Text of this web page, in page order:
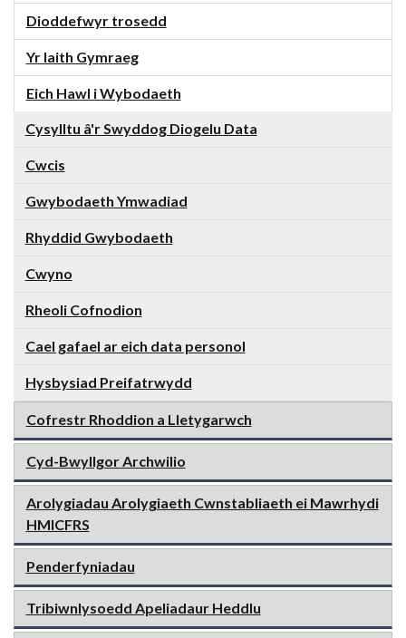
Dioddefwyr trosedd
Yr Iaith Gymraeg
Eich Hawl i Wybodaeth
Cysylltu â'r Swyddog Diogelu Data
Cwcis
Gwybodaeth Ymwadiad
Rhyddid Gwybodaeth
Cwyno
Rheoli Cofnodion
Cael gafael ar eich data personol
Hysbysiad Preifatrwydd
Cofrestr Rhoddion a Lletygarwch
Cyd-Bwyllgor Archwilio
Arolygiadau Arolygiaeth Cwnstabliaeth ei Mawrhydi
HMICFRS
Penderfyniadau
Tribiwnlysoedd Apeliadaur Heddlu